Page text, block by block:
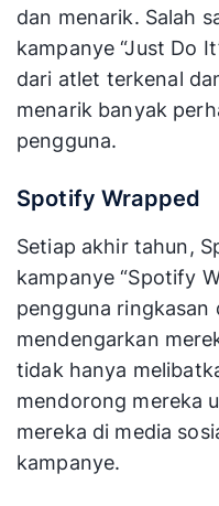
dan menarik. Salah
kampanye “Just Do
dari atlet terkenal
menarik banyak
pengguna.
Spotify Wrapped
Setiap akhir tahun,
kampanye “Spotify
pengguna ringkasan
mendengarkan
tidak hanya
mendorong mereka
mereka di media
kampanye.